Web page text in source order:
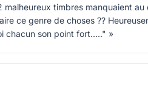
timbres manquaient au
ce genre de choses ??
chacun son point fort....." »